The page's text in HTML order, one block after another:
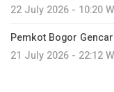
22 July 2026 - 10:20
Pemkot Bogor
21 July 2026 - 22:12